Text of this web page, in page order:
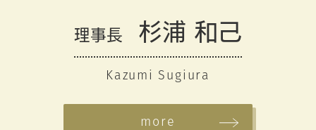
理事長 杉浦 和己
Kazumi Sugiura
more